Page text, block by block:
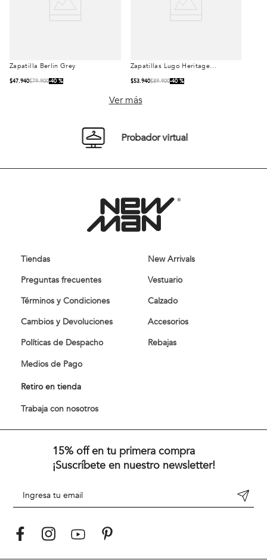
Zapatilla Berlin Grey
$47.940$79.900 40 %
Talla
44
Zapatillas Lugo Heritage
$53.940$89.900 40 %
Talla
Ver más
Probador virtual
Tiendas
Preguntas frecuentes
Términos y Condiciones
Cambios y Devoluciones
Políticas de Despacho
Medios de Pago
Retiro en tienda
Trabaja con nosotros
New Arrivals
Vestuario
Calzado
Accesorios
Rebajas
15% off en tu primera compra
¡Suscríbete en nuestro newsletter!